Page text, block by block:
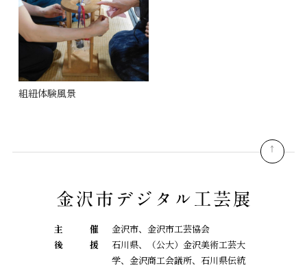
組紐体験風景
主 催
金沢市、金沢市工芸協会
後
援
石川県、（公大）金沢美術工芸大
学、金沢商工会議所、石川県伝統